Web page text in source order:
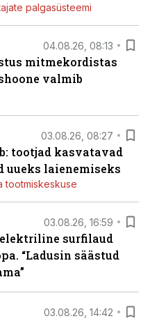
palgasüsteemi
04.08.26, 08:13
mitmekordistas
valmib
03.08.26, 08:27
tootjad kasvatavad
uueks laienemiseks
tootmiskeskuse
03.08.26, 16:59
surfilaud
“Ladusin säästud
03.08.26, 14:42